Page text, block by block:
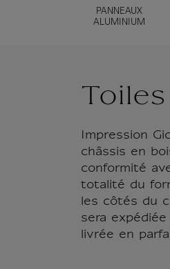
PANNEAUX
ALUMINIUM
Impression
châssis en
conformité
totalité du
les côtés du
sera
livrée en